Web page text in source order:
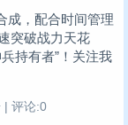
成，配合时间管理
突破战力天花
持有者”！关注我
| 评论:0